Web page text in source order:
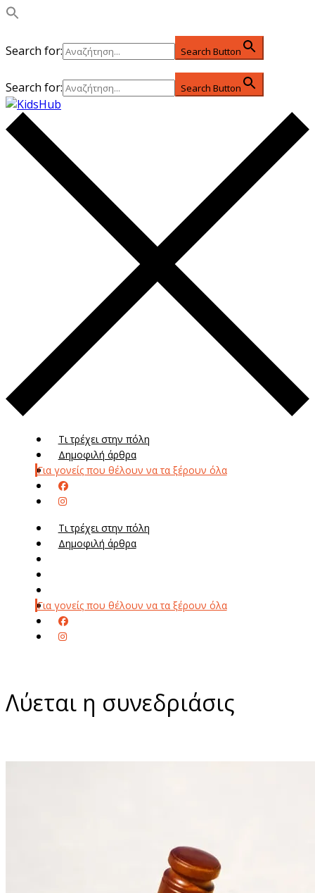
Search for: Search Button
Search for: Search Button
Τι τρέχει στην πόλη
Δημοφιλή άρθρα
Για γονείς που θέλουν να τα ξέρουν όλα
Τι τρέχει στην πόλη
Δημοφιλή άρθρα
Για γονείς που θέλουν να τα ξέρουν όλα
Λύεται η συνεδριάσις